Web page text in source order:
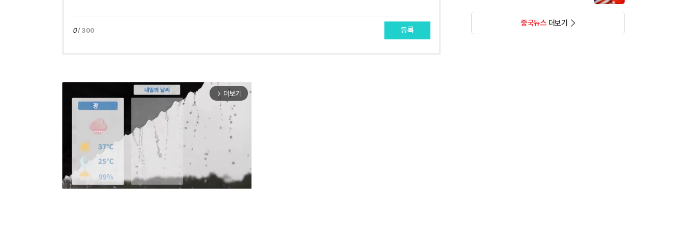
0/ 300 등록
arrow_forward_ios 더보기
중국뉴스더보기